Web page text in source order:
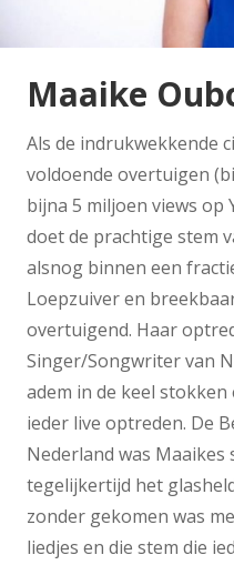
Maaike
Als de indrukwekkende
voldoende overtuigen
bijna 5 miljoen views op
doet de prachtige stem
alsnog binnen een
Loepzuiver en
overtuigend. Haar
Singer/Songwriter van
adem in de keel
ieder live optreden. De
Nederland was
tegelijkertijd het
zonder gekomen was
liedjes en die stem die